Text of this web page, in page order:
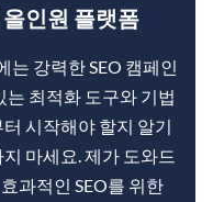
인원 플랫폼
는 강력한 SEO 캠페인
는 최적화 도구와 기법
시작해야 할지 알기
마세요. 제가 도와드
과적인 SEO를 위한